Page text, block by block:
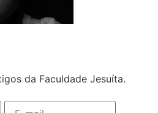
da Faculdade Jesuíta.